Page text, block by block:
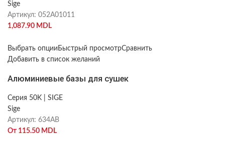
Sige
Артикул: 052А01011
1,087.90 MDL
Выбрать опции Быстрый просмотрСравнить
Добавить в список желаний
Алюминиевые базы для сушек
Серия 50K | SIGE
Sige
Артикул: 634AB
От 115.50 MDL